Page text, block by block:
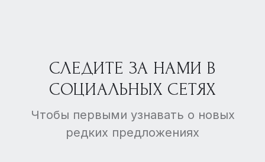
СЛЕДИТЕ ЗА НАМИ В
СОЦИАЛЬНЫХ СЕТЯХ
Чтобы первыми узнавать о новых
редких предложениях